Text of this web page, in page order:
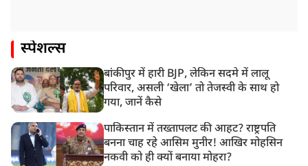
स्पेशल्स
बांकीपुर में हारी BJP, लेकिन सदमे में लालू
परिवार, असली ‘खेला’ तो तेजस्वी के साथ हो
गया, जानें कैसे
पाकिस्तान में तख्तापलट की आहट? राष्ट्रपति
बनना चाह रहे आसिम मुनीर! आखिर मोहसिन
नकवी को ही क्यों बनाया मोहरा?